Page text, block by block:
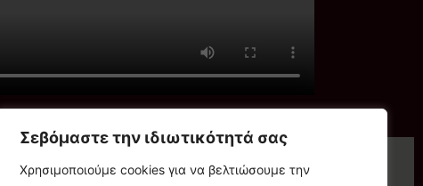
Σεβόμαστε την ιδιωτικότητά σας
Χρησιμοποιούμε cookies για να βελτιώσουμε την
Όροι χρήσης